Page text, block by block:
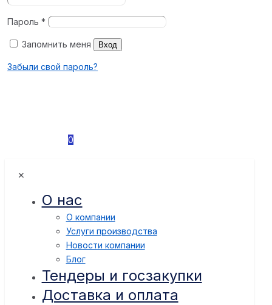
Пароль*
Запомнить меня Вход
Забыли свой пароль?
0
✕
О нас
О компании
Услуги производства
Новости компании
Блог
Тендеры и госзакупки
Доставка и оплата